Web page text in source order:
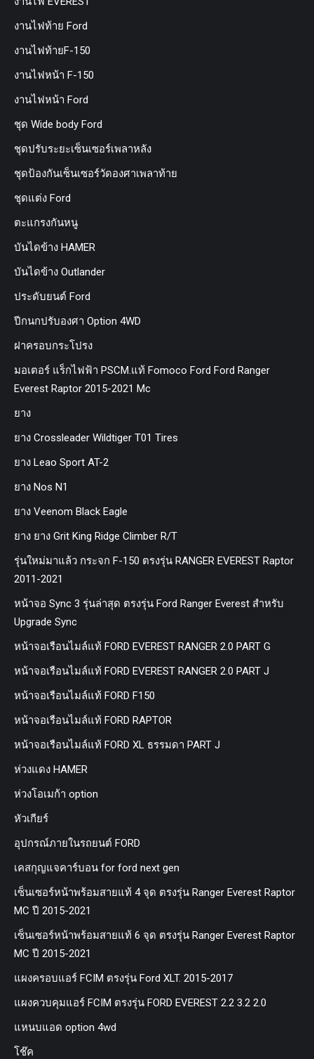
งานไฟท้าย Ford
งานไฟท้ายF-150
งานไฟหน้า F-150
งานไฟหน้า Ford
ชุด Wide body Ford
ชุดปรับระยะเซ็นเซอร์เพลาหลัง
ชุดป้องกันเซ็นเซอร์วัดองศาเพลาท้าย
ชุดแต่ง Ford
ตะแกรงกันหนู
บันไดข้าง HAMER
บันไดข้าง Outlander
ประดับยนต์ Ford
ปีกนกปรับองศา Option 4WD
ฝาครอบกระโปรง
มอเตอร์ แร็กไฟฟ้า PSCM.แท้ Fomoco Ford Ford Ranger
Everest Raptor 2015-2021 Mc
ยาง
ยาง Crossleader Wildtiger T01 Tires
ยาง Leao Sport AT-2
ยาง Nos N1
ยาง Veenom Black Eagle
ยาง ยาง Grit King Ridge Climber R/T
รุ่นใหม่มาแล้ว กระจก F-150 ตรงรุ่น RANGER EVEREST Raptor
2011-2021
หน้าจอ Sync 3 รุ่นล่าสุด ตรงรุ่น Ford Ranger Everest สำหรับ
Upgrade Sync
หน้าจอเรือนไมล์แท้ FORD EVEREST RANGER 2.0 PART G
หน้าจอเรือนไมล์แท้ FORD EVEREST RANGER 2.0 PART J
หน้าจอเรือนไมล์แท้ FORD F150
หน้าจอเรือนไมล์แท้ FORD RAPTOR
หน้าจอเรือนไมล์แท้ FORD XL ธรรมดา PART J
ห่วงแดง HAMER
ห่วงโอเมก้า option
หัวเกียร์
อุปกรณ์ภายในรถยนต์ FORD
เคสกุญแจคาร์บอน for ford next gen
เซ็นเซอร์หน้าพร้อมสายแท้ 4 จุด ตรงรุ่น Ranger Everest Raptor
MC ปี 2015-2021
เซ็นเซอร์หน้าพร้อมสายแท้ 6 จุด ตรงรุ่น Ranger Everest Raptor
MC ปี 2015-2021
แผงครอบแอร์ FCIM ตรงรุ่น Ford XLT. 2015-2017
แผงควบคุมแอร์ FCIM ตรงรุ่น FORD EVEREST 2.2 3.2 2.0
แหนบแอด option 4wd
โช๊ค